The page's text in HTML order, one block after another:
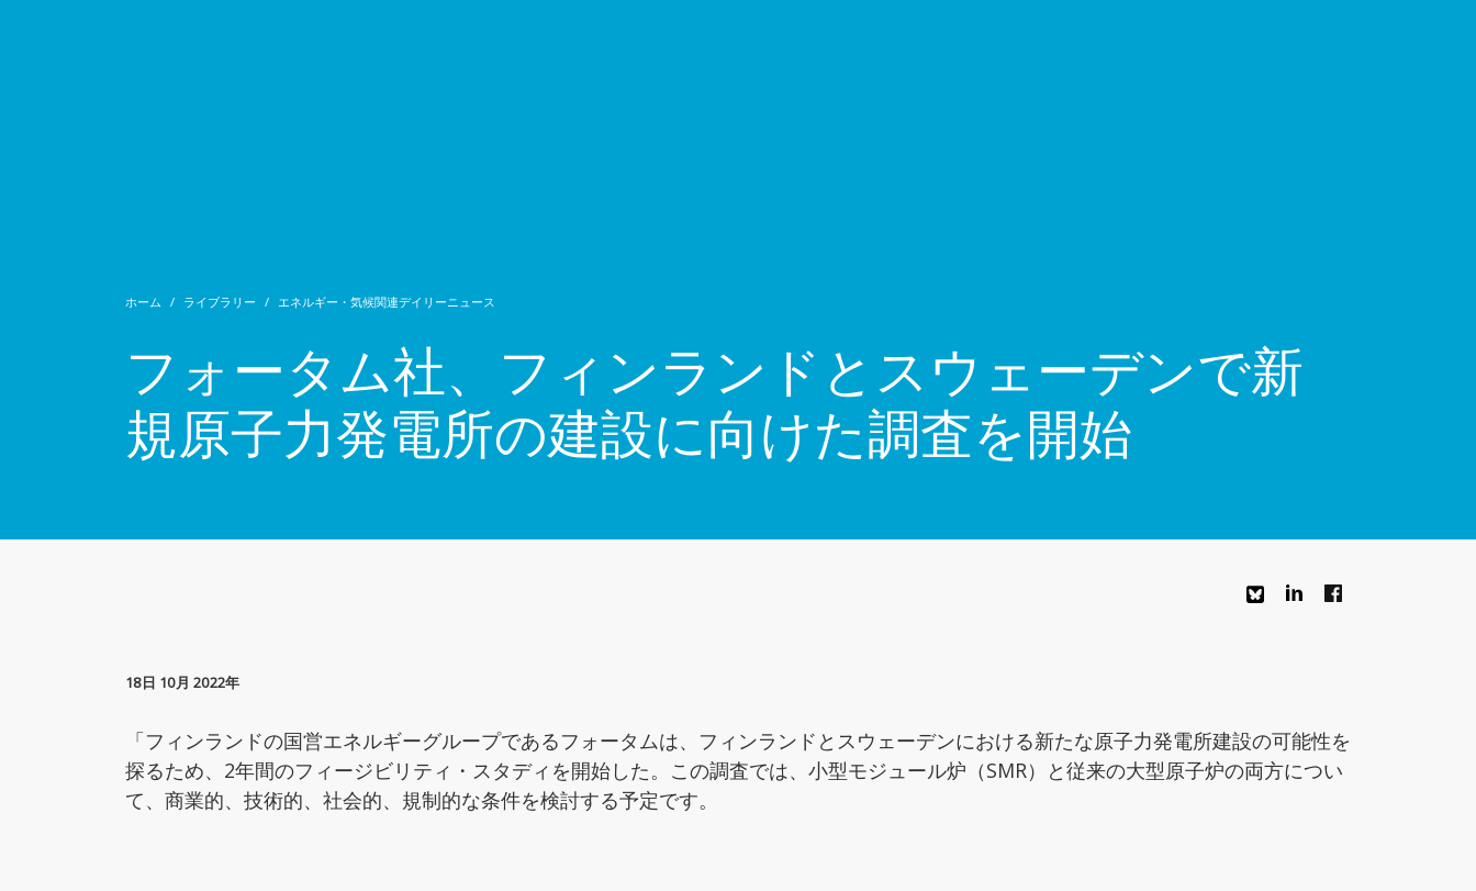
ホーム ライブラリー エネルギー・気候関連デイリーニュース
フォータム社、フィンランドとスウェーデンで新
規原子力発電所の建設に向けた調査を開始
18日 10月 2022年
「フィンランドの国営エネルギーグループであるフォータムは、フィンランドとスウェーデンにおける新たな原子力発電所建設の可能性を
探るため、2年間のフィージビリティ・スタディを開始した。この調査では、小型モジュール炉（SMR）と従来の大型原子炉の両方につい
て、商業的、技術的、社会的、規制的な条件を検討する予定です。